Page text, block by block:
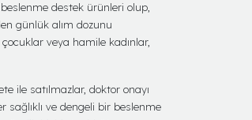
destek ürünleri olup,
günlük alım dozunu
çocuklar veya hamile kadınlar,
ile satılmazlar, doktor onayı
sağlıklı ve dengeli bir beslenme